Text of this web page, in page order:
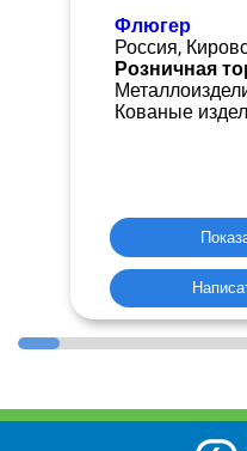
Флюгер
Россия,
Розничная
Кованые